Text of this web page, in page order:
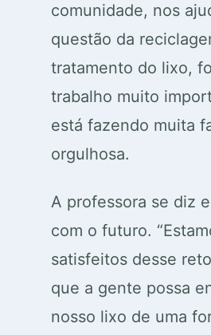
comunidade, nos
questão da
tratamento do lixo,
trabalho muito
está fazendo muita
orgulhosa.
A professora se diz
com o futuro.
satisfeitos desse
que a gente possa
nosso lixo de uma